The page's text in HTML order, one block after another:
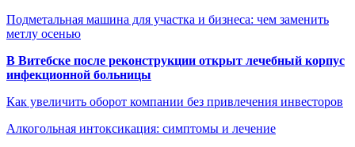
Подметальная машина для участка и бизнеса: чем заменить
метлу осенью
В Витебске после реконструкции открыт лечебный корпус
инфекционной больницы
Как увеличить оборот компании без привлечения инвесторов
Алкогольная интоксикация: симптомы и лечение